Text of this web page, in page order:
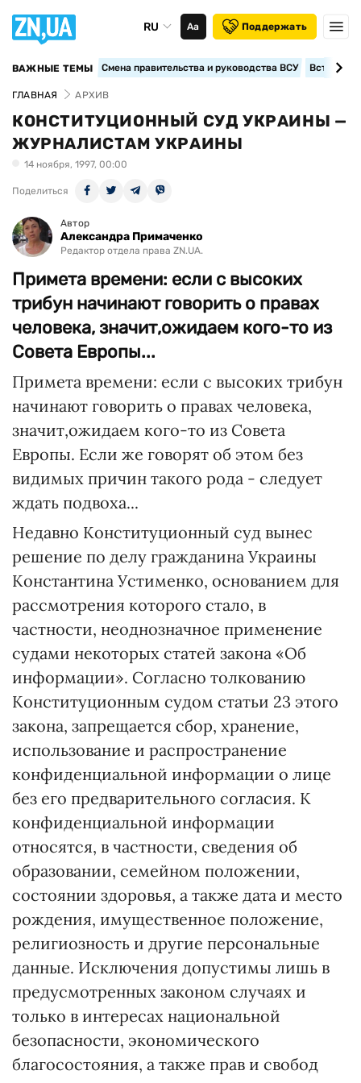
RU Аа Поддержать
ВАЖНЫЕ ТЕМЫ Смена правительства и руководства ВСУ
ГЛАВНАЯ АРХИВ
КОНСТИТУЦИОННЫЙ СУД УКРАИНЫ —
ЖУРНАЛИСТАМ УКРАИНЫ
14 ноября, 1997, 00:00
Поделиться
Автор
Александра Примаченко
Редактор отдела права ZN.UA.
Примета времени: если с высоких
трибун начинают говорить о правах
человека, значит,ожидаем кого-то из
Совета Европы...
Примета времени: если с высоких трибун
начинают говорить о правах человека,
значит,ожидаем кого-то из Совета
Европы. Если же говорят об этом без
видимых причин такого рода - следует
ждать подвоха...
Недавно Конституционный суд вынес
решение по делу гражданина Украины
Константина Устименко, основанием для
рассмотрения которого стало, в
частности, неоднозначное применение
судами некоторых статей закона «Об
информации». Согласно толкованию
Конституционным судом статьи 23 этого
закона, запрещается сбор, хранение,
использование и распространение
конфиденциальной информации о лице
без его предварительного согласия. К
конфиденциальной информации
относятся, в частности, сведения об
образовании, семейном положении,
состоянии здоровья, а также дата и место
рождения, имущественное положение,
религиозность и другие персональные
данные. Исключения допустимы лишь в
предусмотренных законом случаях и
только в интересах национальной
безопасности, экономического
благосостояния, а также прав и свобод